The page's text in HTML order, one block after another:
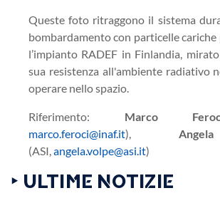
Queste foto ritraggono il sistema
bombardamento con particelle cariche
l’impianto RADEF in Finlandia,
sua resistenza all'ambiente radiativo
operare nello spazio.
Riferimento: Marco
marco.feroci@inaf.it),
(ASI,angela.volpe@asi.it)
‣ ULTIME NOTIZIE